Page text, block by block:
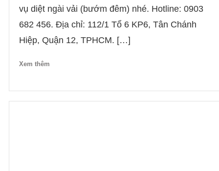
vụ diệt ngài vải (bướm đêm) nhé. Hotline: 0903
682 456. Địa chỉ: 112/1 Tổ 6 KP6, Tân Chánh
Hiệp, Quận 12, TPHCM. […]
Xem thêm